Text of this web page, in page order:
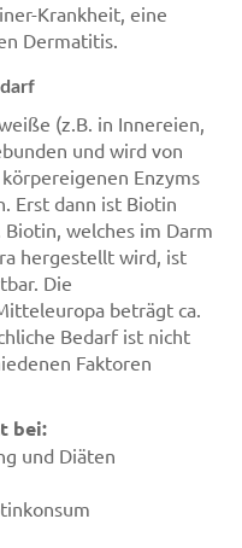
Krankheit, eine
Dermatitis.
(z.B. in Innereien,
und wird von
Enzyms
Erst dann ist Biotin
welches im Darm
hergestellt wird, ist
Die
beträgt ca.
Bedarf ist nicht
Faktoren
bei:
und Diäten